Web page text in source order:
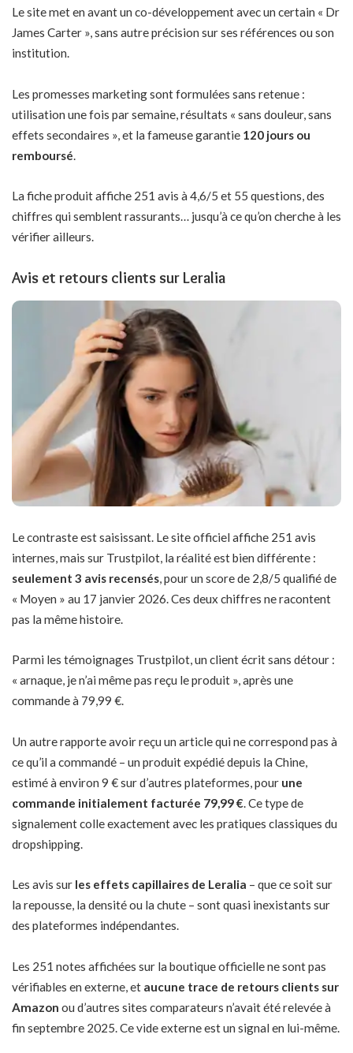
Le site met en avant un co-développement avec un certain « Dr
James Carter », sans autre précision sur ses références ou son
institution.
Les promesses marketing sont formulées sans retenue :
utilisation une fois par semaine, résultats « sans douleur, sans
effets secondaires », et la fameuse garantie 120 jours ou
remboursé.
La fiche produit affiche 251 avis à 4,6/5 et 55 questions, des
chiffres qui semblent rassurants… jusqu’à ce qu’on cherche à les
vérifier ailleurs.
Avis et retours clients sur Leralia
Le contraste est saisissant. Le site officiel affiche 251 avis
internes, mais sur Trustpilot, la réalité est bien différente :
seulement 3 avis recensés , pour un score de 2,8/5 qualifié de
« Moyen » au 17 janvier 2026. Ces deux chiffres ne racontent
pas la même histoire.
Parmi les témoignages Trustpilot, un client écrit sans détour :
« arnaque, je n’ai même pas reçu le produit », après une
commande à 79,99 €.
Un autre rapporte avoir reçu un article qui ne correspond pas à
ce qu’il a commandé – un produit expédié depuis la Chine,
estimé à environ 9 € sur d’autres plateformes, pour une
commande initialement facturée 79,99 € . Ce type de
signalement colle exactement avec les pratiques classiques du
dropshipping.
Les avis sur les effets capillaires de Leralia – que ce soit sur
la repousse, la densité ou la chute – sont quasi inexistants sur
des plateformes indépendantes.
Les 251 notes affichées sur la boutique officielle ne sont pas
vérifiables en externe, et aucune trace de retours clients sur
Amazon ou d’autres sites comparateurs n’avait été relevée à
fin septembre 2025. Ce vide externe est un signal en lui-même.